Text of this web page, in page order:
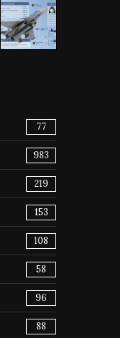
77
983
219
153
108
58
96
88